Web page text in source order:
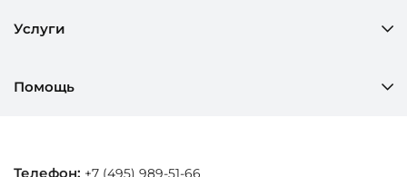
Услуги
Помощь
Телефон: +7 (495) 989-51-66